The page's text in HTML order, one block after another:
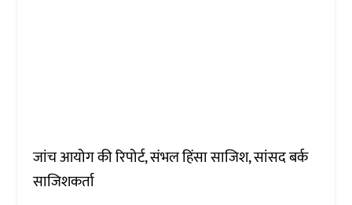
जांच आयोग की रिपोर्ट, संभल हिंसा साजिश, सांसद बर्क
साजिशकर्ता